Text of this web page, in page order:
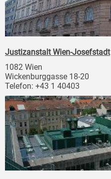
Justizanstalt Wien-Josefstadt
1082 Wien
Wickenburggasse 18-20
Telefon: +43 1 40403